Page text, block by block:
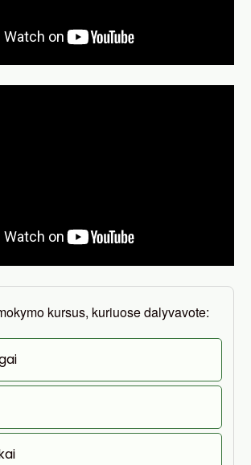
kursus, kuriuose dalyvavote: